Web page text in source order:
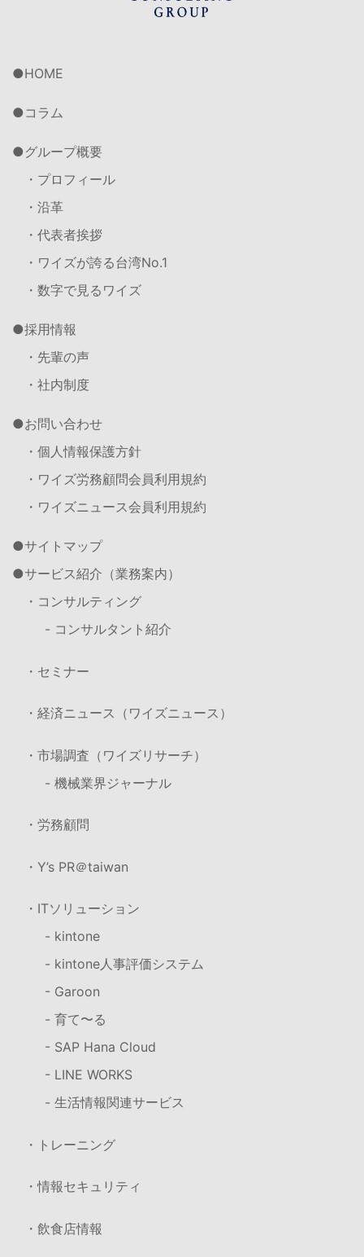
HOME
コラム
グループ概要
・プロフィール
・沿革
・代表者挨拶
・ワイズが誇る台湾No.1
・数字で見るワイズ
採用情報
・先輩の声
・社内制度
お問い合わせ
・個人情報保護方針
・ワイズ労務顧問会員利用規約
・ワイズニュース会員利用規約
サイトマップ
サービス紹介（業務案内）
・コンサルティング
- コンサルタント紹介
・セミナー
・経済ニュース（ワイズニュース）
・市場調査（ワイズリサーチ）
- 機械業界ジャーナル
・労務顧問
・Y’s PR＠taiwan
・ITソリューション
- kintone
- kintone人事評価システム
- Garoon
- 育て〜る
- SAP Hana Cloud
- LINE WORKS
- 生活情報関連サービス
・トレーニング
・情報セキュリティ
・飲食店情報